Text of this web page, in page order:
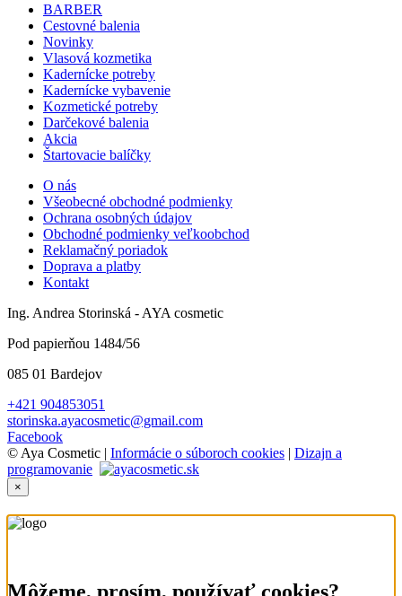
BARBER
Cestovné balenia
Novinky
Vlasová kozmetika
Kadernícke potreby
Kadernícke vybavenie
Kozmetické potreby
Darčekové balenia
Akcia
Štartovacie balíčky
O nás
Všeobecné obchodné podmienky
Ochrana osobných údajov
Obchodné podmienky veľkoobchod
Reklamačný poriadok
Doprava a platby
Kontakt
Ing. Andrea Storinská - AYA cosmetic
Pod papierňou 1484/56
085 01 Bardejov
+421 904853051
storinska.ayacosmetic@gmail.com
Facebook
© Aya Cosmetic | Informácie o súboroch cookies | Dizajn a
programovanie
×
Môžeme, prosím, používať cookies?